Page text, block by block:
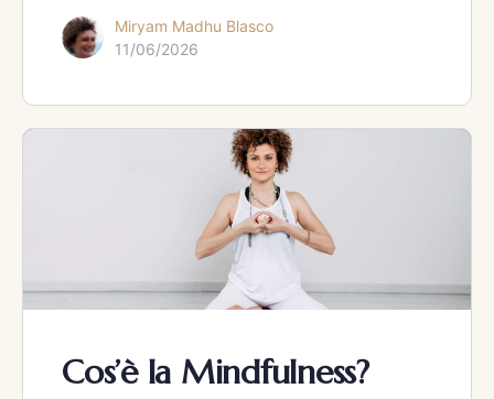
Miryam Madhu Blasco
11/06/2026
Cos’è la Mindfulness?